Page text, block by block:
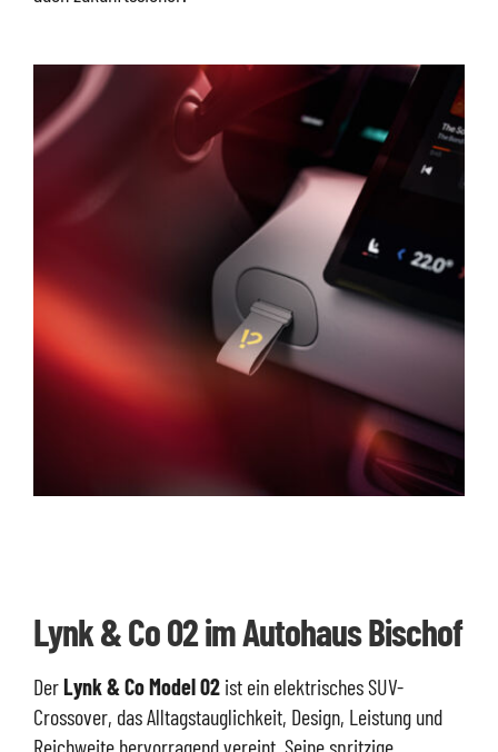
Lynk & Co 02 im Autohaus Bischof
DerLynk & Co Model 02ist ein elektrisches SUV-
Crossover, das Alltagstauglichkeit, Design, Leistung und